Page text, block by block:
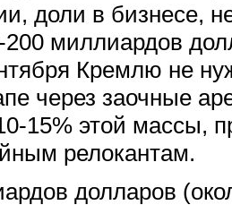
доли в бизнесе,
200 миллиардов
Кремлю не
через заочные
15% этой массы,
релокантам.
долларов